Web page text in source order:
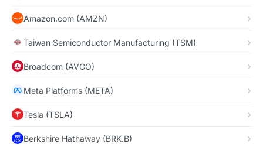
Amazon.com (AMZN)
Taiwan Semiconductor Manufacturing (TSM)
Broadcom (AVGO)
Meta Platforms (META)
Tesla (TSLA)
Berkshire Hathaway (BRK.B)